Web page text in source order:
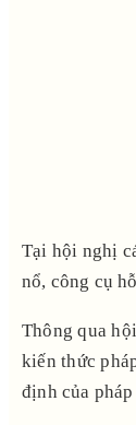
Tại hội nghị
nổ, công cụ
Thông qua
kiến thức
định của